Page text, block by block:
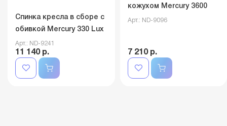
Спинка кресла в сборе с
обивкой Mercury 330 Lux
Арт.: ND-9241
11 140 р.
кожухом Mercury 3600
Арт.: ND-9096
7 210 р.